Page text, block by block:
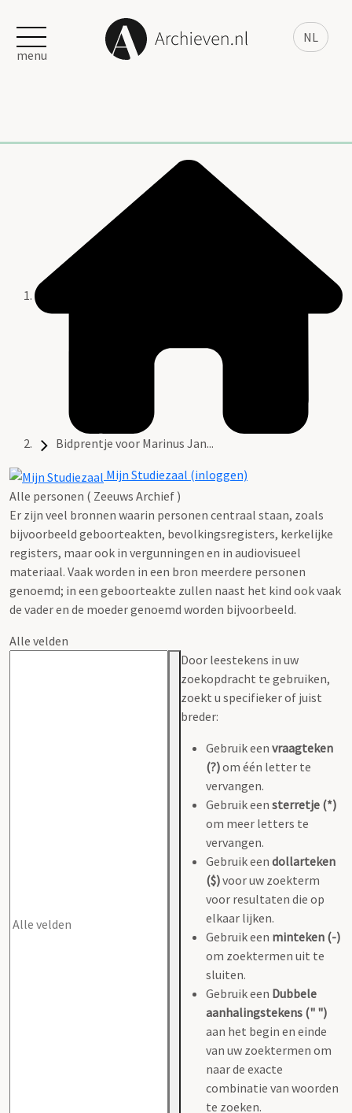
NL
menu
Bidprentje voor Marinus Jan...
Mijn Studiezaal (inloggen)
Alle personen ( Zeeuws Archief )
Er zijn veel bronnen waarin personen centraal staan, zoals
bijvoorbeeld geboorteakten, bevolkingsregisters, kerkelijke
registers, maar ook in vergunningen en in audiovisueel
materiaal. Vaak worden in een bron meerdere personen
genoemd; in een geboorteakte zullen naast het kind ook vaak
de vader en de moeder genoemd worden bijvoorbeeld.
Alle velden
Door leestekens in uw
zoekopdracht te gebruiken,
zoekt u specifieker of juist
breder:
Gebruik een vraagteken
(?)om één letter te
vervangen.
Gebruik een sterretje (*)
om meer letters te
vervangen.
Gebruik een dollarteken
($)voor uw zoekterm
voor resultaten die op
elkaar lijken.
Gebruik een minteken (-)
om zoektermen uit te
sluiten.
Gebruik een Dubbele
aanhalingstekens (" ")
aan het begin en einde
van uw zoektermen om
naar de exacte
combinatie van woorden
te zoeken.